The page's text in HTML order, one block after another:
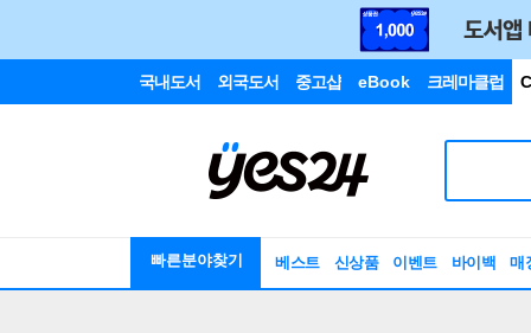
국내도서 외국도서 중고샵 eBook 크레마클럽
빠른분야찾기 베스트 신상품 이벤트 바이백 매